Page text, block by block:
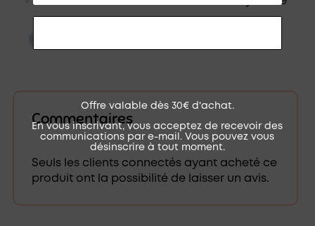
Commentaires
Seuls les clients connectés ayant acheté ce
produit ont la possibilité de laisser un avis.
Offre valable dès 30€ d'achat.
En vous inscrivant, vous acceptez de recevoir des
communications par e-mail. Vous pouvez vous
désinscrire à tout moment.